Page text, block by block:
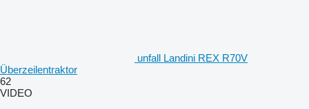
unfall Landini REX R70V
Überzeilentraktor
62
VIDEO